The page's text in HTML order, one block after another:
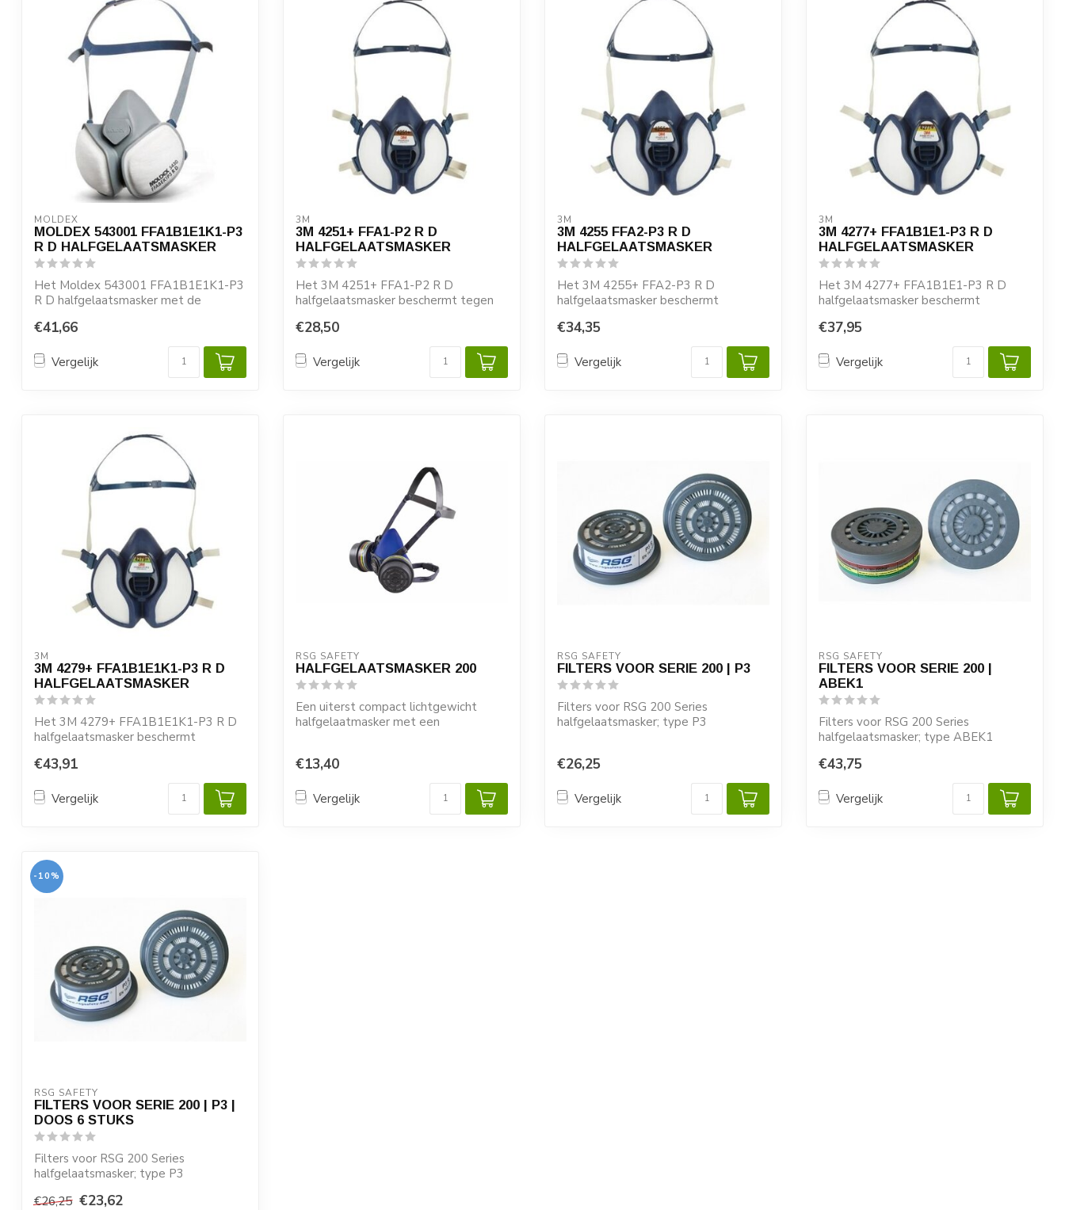
MOLDEX
MOLDEX 543001 FFA1B1E1K1-P3
R D HALFGELAATSMASKER
Het Moldex 543001 FFA1B1E1K1-P3
R D halfgelaatsmasker met de
€41,66
Vergelijk
3M
3M 4251+ FFA1-P2 R D
HALFGELAATSMASKER
Het 3M 4251+ FFA1-P2 R D
halfgelaatsmasker beschermt tegen
€28,50
Vergelijk
3M
3M 4255 FFA2-P3 R D
HALFGELAATSMASKER
Het 3M 4255+ FFA2-P3 R D
halfgelaatsmasker beschermt
€34,35
Vergelijk
3M
3M 4277+ FFA1B1E1-P3 R D
HALFGELAATSMASKER
Het 3M 4277+ FFA1B1E1-P3 R D
halfgelaatsmasker beschermt
€37,95
Vergelijk
3M
3M 4279+ FFA1B1E1K1-P3 R D
HALFGELAATSMASKER
Het 3M 4279+ FFA1B1E1K1-P3 R D
halfgelaatsmasker beschermt
€43,91
Vergelijk
RSG SAFETY
HALFGELAATSMASKER 200
Een uiterst compact lichtgewicht
halfgelaatmasker met een
RSG...
€13,40
Vergelijk
RSG SAFETY
FILTERS VOOR SERIE 200 | P3
Filters voor RSG 200 Series
halfgelaatsmasker; type P3
€26,25
Vergelijk
RSG SAFETY
FILTERS VOOR SERIE 200 |
ABEK1
Filters voor RSG 200 Series
halfgelaatsmasker; type ABEK1
€43,75
Vergelijk
-10%
RSG SAFETY
FILTERS VOOR SERIE 200 | P3 |
DOOS 6 STUKS
Filters voor RSG 200 Series
halfgelaatsmasker; type P3
€26,25 €23,62